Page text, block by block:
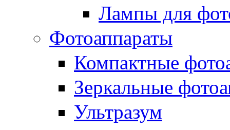
Лампы для
Фотоаппараты
Компактные
Зеркальные
Ультразум